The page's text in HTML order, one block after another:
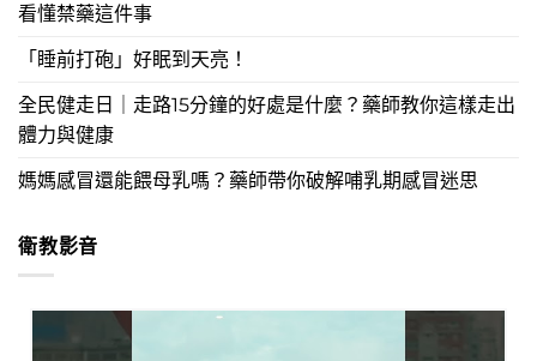
看懂禁藥這件事
「睡前打砲」好眠到天亮！
全民健走日｜走路15分鐘的好處是什麼？藥師教你這樣走出
體力與健康
媽媽感冒還能餵母乳嗎？藥師帶你破解哺乳期感冒迷思
衛教影音